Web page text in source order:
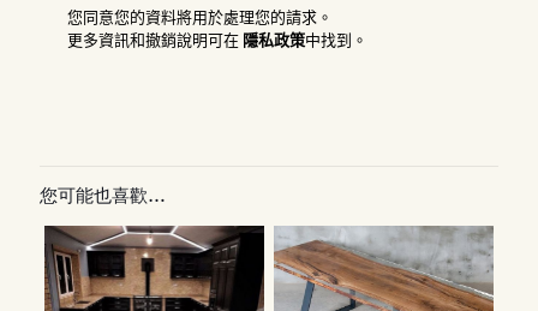
您同意您的資料將用於處理您的請求。
更多資訊和撤銷說明可在 隱私政策中找到。
您可能也喜歡…